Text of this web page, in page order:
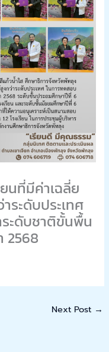
นที่มีค่าเฉลี่ย
ระดับประเทศ
ะดับชาติขั้นพื้น
2568
Next Post →